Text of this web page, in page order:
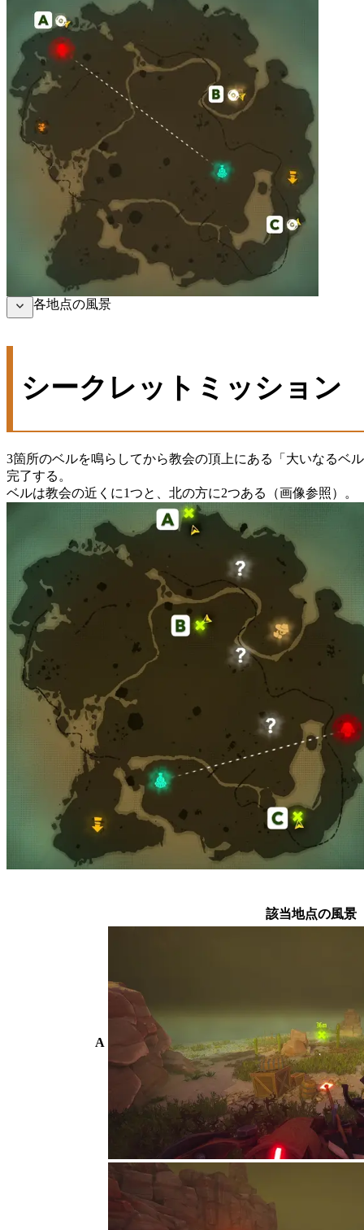
各地点の風景
シークレットミッション
3箇所のベルを鳴らしてから教会の頂上にある「大いなるベ
完了する。
ベルは教会の近くに1つと、北の方に2つある（画像参照）。
該当地点の風景
A